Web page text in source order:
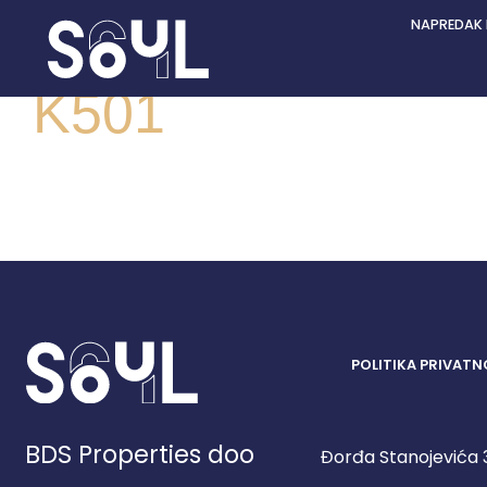
K501
POLITIKA
BDS Properties doo Đorđa Stanojevića